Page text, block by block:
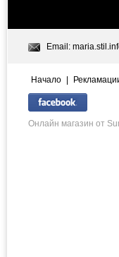
Email:
Начало |
Онлайн магазин от